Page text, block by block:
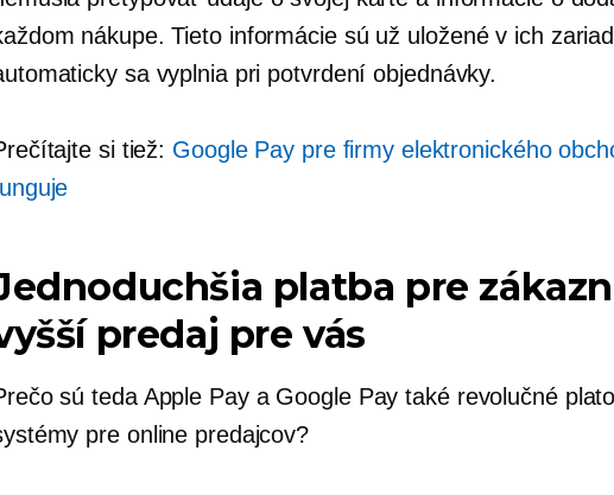
nákupe. Tieto informácie sú už uložené v ich
sa vyplnia pri potvrdení objednávky.
si tiež: Google Pay pre firmy elektronického
platba pre
predaj pre vás
sú teda Apple Pay a Google Pay také revolučné
pre online predajcov?